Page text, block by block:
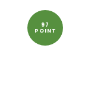
97
POINT